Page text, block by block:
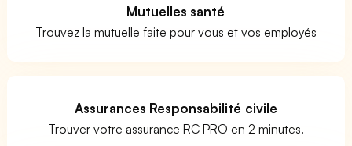
Mutuelles santé
Trouvez la mutuelle faite pour vous et vos employés
Assurances Responsabilité civile
Trouver votre assurance RC PRO en 2 minutes.